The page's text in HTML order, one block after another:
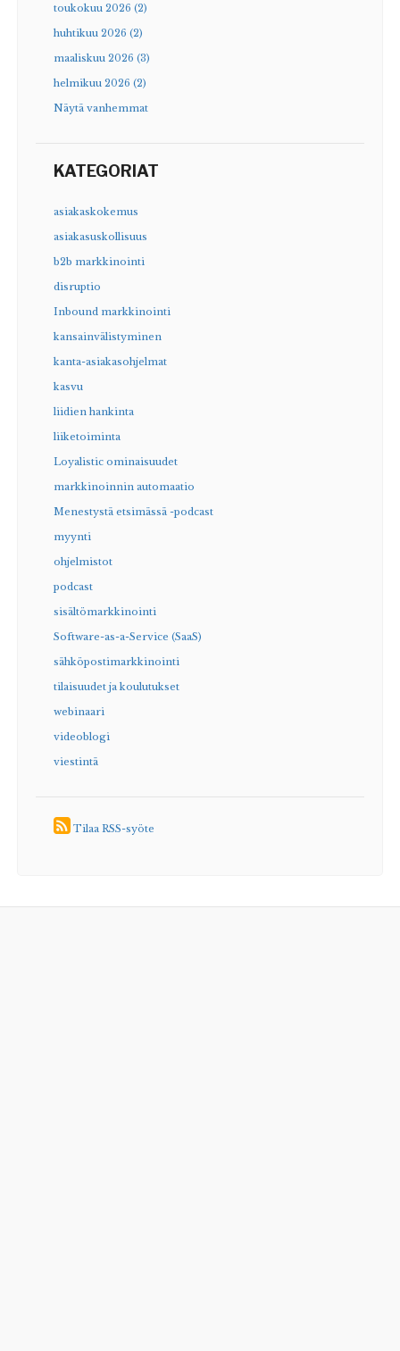
toukokuu 2026 (2)
huhtikuu 2026 (2)
maaliskuu 2026 (3)
helmikuu 2026 (2)
Näytä vanhemmat
KATEGORIAT
asiakaskokemus
asiakasuskollisuus
b2b markkinointi
disruptio
Inbound markkinointi
kansainvälistyminen
kanta-asiakasohjelmat
kasvu
liidien hankinta
liiketoiminta
Loyalistic ominaisuudet
markkinoinnin automaatio
Menestystä etsimässä -podcast
myynti
ohjelmistot
podcast
sisältömarkkinointi
Software-as-a-Service (SaaS)
sähköpostimarkkinointi
tilaisuudet ja koulutukset
webinaari
videoblogi
viestintä
Tilaa RSS-syöte